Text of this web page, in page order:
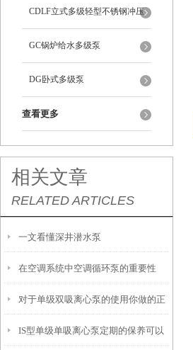
CDLF立式多级轻型不锈钢冲压
泵
GC锅炉给水多级泵
DG卧式多级泵
查看更多
相关文章
RELATED ARTICLES
一文看懂深井潜水泵
在空调系统中空调循环泵的重要性
对于单级双吸离心泵的使用你做的正
确吗？看这里！
IS型单级单吸离心泵定期的保养可以